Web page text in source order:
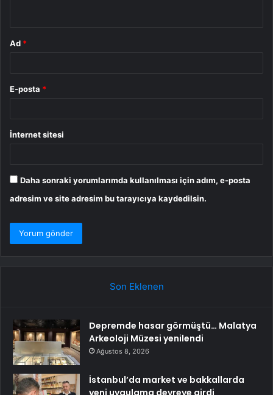
Ad *
E-posta *
İnternet sitesi
Daha sonraki yorumlarımda kullanılması için adım, e-posta
adresim ve site adresim bu tarayıcıya kaydedilsin.
Son Eklenen
Depremde hasar görmüştü… Malatya
Arkeoloji Müzesi yenilendi
Ağustos 8, 2026
İstanbul’da market ve bakkallarda
yeni uygulama devreye girdi